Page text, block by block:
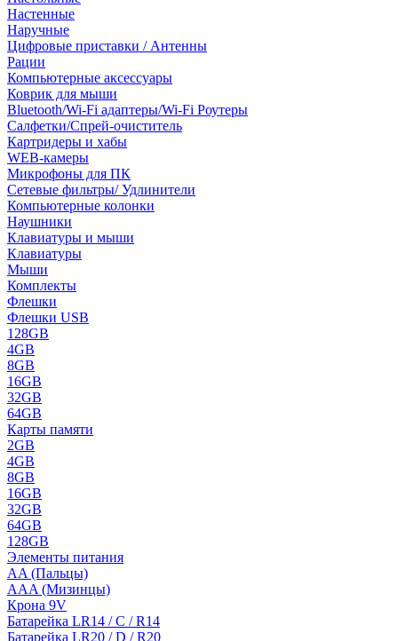
Настенные
Наручные
Цифровые приставки / Антенны
Рации
Компьютерные аксессуары
Коврик для мыши
Bluetooth/Wi-Fi адаптеры/Wi-Fi Роутеры
Салфетки/Спрей-очиститель
Картридеры и хабы
WEB-камеры
Микрофоны для ПК
Сетевые фильтры/ Удлинители
Компьютерные колонки
Наушники
Клавиатуры и мыши
Клавиатуры
Мыши
Комплекты
Флешки
Флешки USB
128GB
4GB
8GB
16GB
32GB
64GB
Карты памяти
2GB
4GB
8GB
16GB
32GB
64GB
128GB
Элементы питания
AA (Пальцы)
AAA (Мизинцы)
Крона 9V
Батарейка LR14 / C / R14
Батарейка LR20 / D / R20